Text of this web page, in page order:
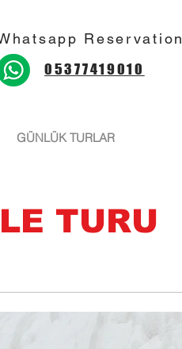
Reservation
05377419010
GÜNLÜK TURLAR
TURU